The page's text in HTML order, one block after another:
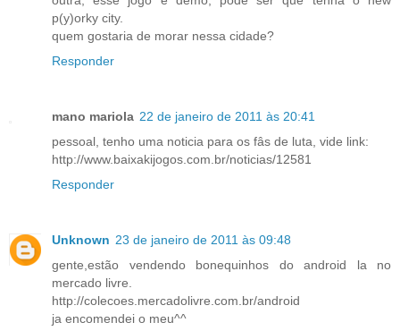
p(y)orky city.
quem gostaria de morar nessa cidade?
Responder
mano mariola 22 de janeiro de 2011 às 20:41
pessoal, tenho uma noticia para os fâs de luta, vide link:
http://www.baixakijogos.com.br/noticias/12581
Responder
Unknown 23 de janeiro de 2011 às 09:48
gente,estão vendendo bonequinhos do android la no
mercado livre.
http://colecoes.mercadolivre.com.br/android
ja encomendei o meu^^